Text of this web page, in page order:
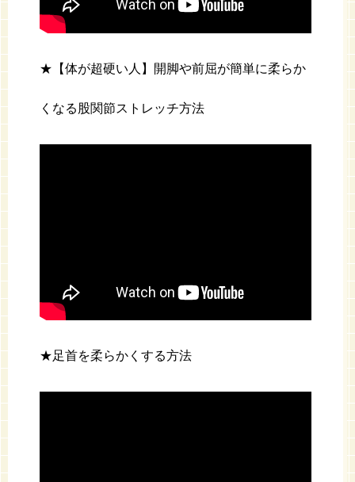
★【体が超硬い人】開脚や前屈が簡単に柔らか
くなる股関節ストレッチ方法
★足首を柔らかくする方法